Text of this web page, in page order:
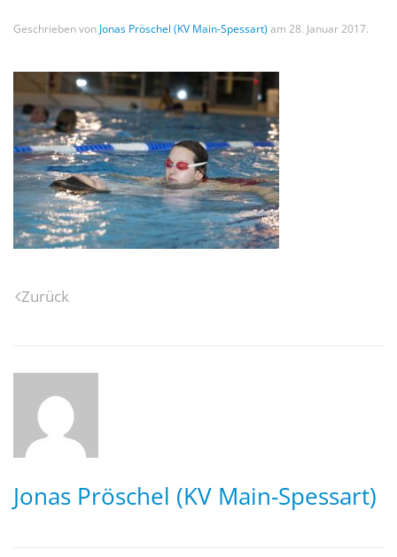
Geschrieben von Jonas Pröschel (KV Main-Spessart) am 28. Januar 2017.
Zurück
Jonas Pröschel (KV Main-Spessart)